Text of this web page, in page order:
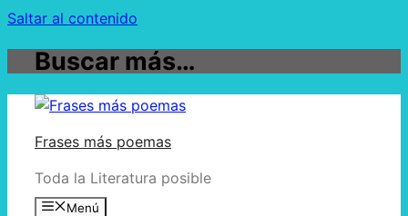
Saltar al contenido
Buscar más…
Frases más poemas
Toda la Literatura posible
Menú